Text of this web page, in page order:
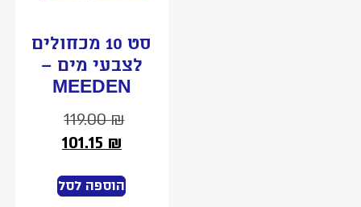
סט 10 מכחולים
לצבעי מים –
MEEDEN
119.00₪
101.15₪
הוספה לסל